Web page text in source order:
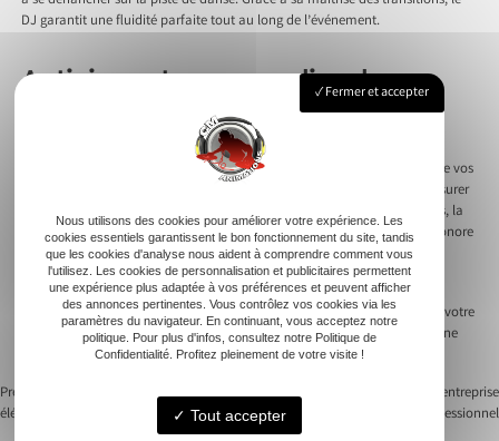
DJ garantit une fluidité parfaite tout au long de l’événement.
Anticiper et personnaliser la
Un DJ professionnel travaille avec vous pour créer une playlist qui reflète vos
goûts et ceux de vos invités. Ce niveau de personnalisation permet d’assurer
que chaque moment de l’événement correspond à vos attentes. De plus, la
sonorisation est ajustée aux spécificités du lieu pour offrir une qualité sonore
optimale, quel que soit l’environnement.
En confiant l’animation musicale de votre anniversaire à un DJ, vous
choisissez une prestation flexible, immersive et parfaitement adaptée à votre
événement. Chaque invité repartira avec des souvenirs mémorables d’une
soirée réussie et rythmée.
Previous:
Organiser un baptême : les
éléments essentiels à considérer
Next:
Organiser une soirée d’entreprise
avec un animateur professionnel
Fermer et accepter
Nous utilisons des cookies pour améliorer votre expérience. Les
cookies essentiels garantissent le bon fonctionnement du site, tandis
que les cookies d'analyse nous aident à comprendre comment vous
l'utilisez. Les cookies de personnalisation et publicitaires permettent
une expérience plus adaptée à vos préférences et peuvent afficher
des annonces pertinentes. Vous contrôlez vos cookies via les
paramètres du navigateur. En continuant, vous acceptez notre
politique. Pour plus d'infos, consultez notre Politique de
Confidentialité. Profitez pleinement de votre visite !
Tout accepter